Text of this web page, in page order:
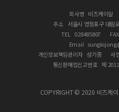
회사명 비즈케이알
주소
서울시 영등포구 대림
TEL 028485807 FAX
Email
개인정보책임관리자 성기종 사
통신판매업신고번호 제
COPYRIGHT © 2020 비즈케이